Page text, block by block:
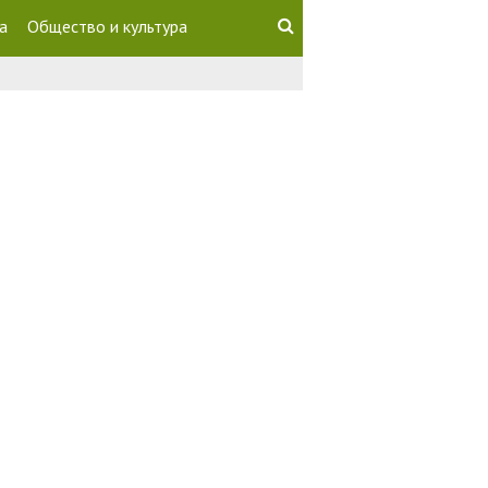
Общество и культура